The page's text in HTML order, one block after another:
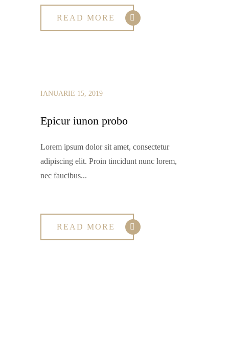
READ MORE
IANUARIE 15, 2019
Epicur iunon probo
Lorem ipsum dolor sit amet, consectetur
adipiscing elit. Proin tincidunt nunc lorem,
nec faucibus...
READ MORE